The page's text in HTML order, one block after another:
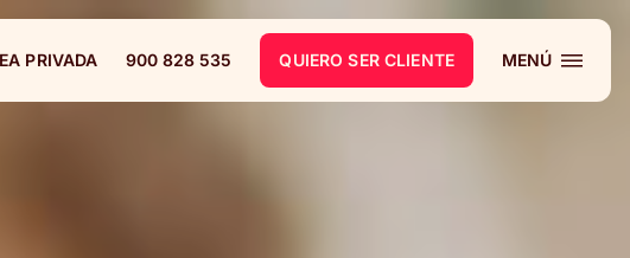
PRIVADA 900 828 535 QUIERO SER CLIENTE MENÚ